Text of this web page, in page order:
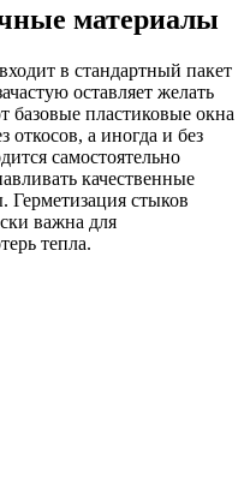
материалы
в стандартный пакет
оставляет желать
пластиковые окна
а иногда и без
самостоятельно
качественные
Герметизация стыков
важна для
тепла.​